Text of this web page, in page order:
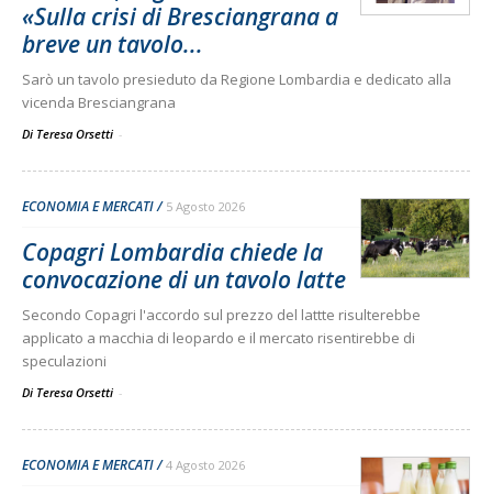
«Sulla crisi di Bresciangrana a
breve un tavolo...
Sarò un tavolo presieduto da Regione Lombardia e dedicato alla
vicenda Bresciangrana
Di Teresa Orsetti -
ECONOMIA E MERCATI 5 Agosto 2026
Copagri Lombardia chiede la
convocazione di un tavolo latte
Secondo Copagri l'accordo sul prezzo del lattte risulterebbe
applicato a macchia di leopardo e il mercato risentirebbe di
speculazioni
Di Teresa Orsetti -
ECONOMIA E MERCATI 4 Agosto 2026